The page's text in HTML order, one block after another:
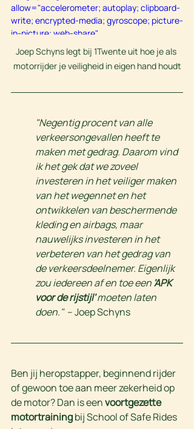
allow="accelerometer; autoplay; clipboard-
write; encrypted-media; gyroscope; picture-
in-picture; web-share"
referrerpolicy="strict-origin-when-cross-
origin" allowfullscreen></iframe>
Joep Schyns legt bij 1Twente uit hoe je als
motorrijder je veiligheid in eigen hand houdt
"Negentig procent van alle
verkeersongevallen heeft te
maken met gedrag. Daarom vind
ik het gek dat we zoveel
investeren in het veiliger maken
van het wegennet en het
ontwikkelen van beschermende
kleding en airbags, maar
nauwelijks investeren in het
verbeteren van het gedrag van
de verkeersdeelnemer. Eigenlijk
zou iedereen af en toe een 'APK
voor de rijstijl' moeten laten
doen." – Joep Schyns
Ben jij heropstapper, beginnend rijder
of gewoon toe aan meer zekerheid op
de motor? Dan is een voortgezette
motortraining bij School of Safe Rides